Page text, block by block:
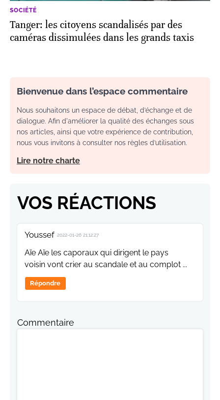
SOCIÉTÉ
Tanger: les citoyens scandalisés par des
caméras dissimulées dans les grands taxis
Bienvenue dans l’espace commentaire
Nous souhaitons un espace de débat, d’échange et de
dialogue. Afin d'améliorer la qualité des échanges sous
nos articles, ainsi que votre expérience de contribution,
nous vous invitons à consulter nos règles d’utilisation.
Lire notre charte
VOS RÉACTIONS
Youssef 2022-01-26 21:12:27
Aïe Aïe les caporaux qui dirigent le pays
voisin vont crier au scandale et au complot ...
Répondre
Commentaire